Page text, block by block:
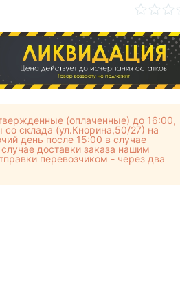
(оплаченные) до 16:00,
со склада (ул.Кнорина,50/27) на
день после 15:00 в случае
доставки заказа нашим
перевозчиком - через два